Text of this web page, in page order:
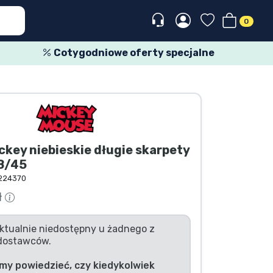
0
Cotygodniowe oferty specjalne
niebieskie długie skarpety
45
niedostępny u żadnego z
powiedzieć, czy kiedykolwiek